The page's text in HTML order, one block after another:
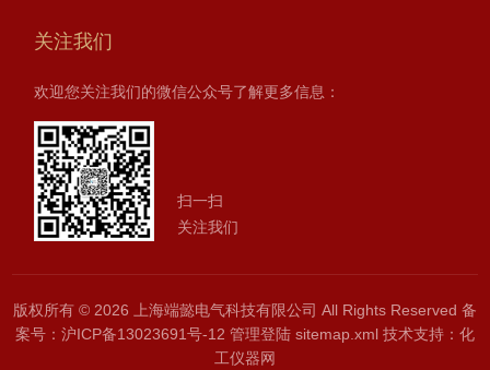
关注我们
欢迎您关注我们的微信公众号了解更多信息：
扫一扫
关注我们
版权所有 © 2026 上海端懿电气科技有限公司 All Rights Reserved 备
案号：沪ICP备13023691号-12 管理登陆 sitemap.xml 技术支持： 化
工仪器网